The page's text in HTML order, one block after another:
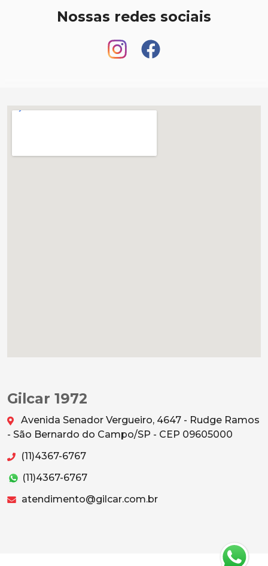
Nossas redes sociais
Gilcar 1972
Avenida Senador Vergueiro, 4647 - Rudge Ramos
- São Bernardo do Campo/SP - CEP 09605000
(11)4367-6767
(11)4367-6767
atendimento@gilcar.com.br